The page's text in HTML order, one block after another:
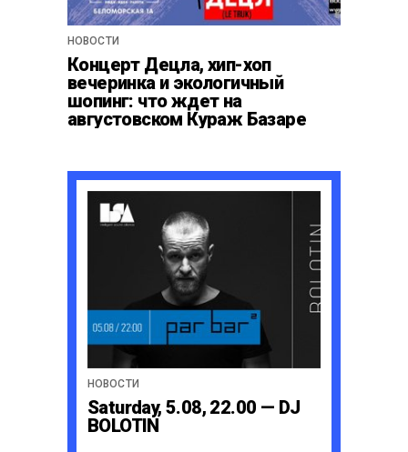
НОВОСТИ
Концерт Децла, хип-хоп
вечеринка и экологичный
шопинг: что ждет на
августовском Кураж Базаре
НОВОСТИ
Saturday, 5.08, 22.00 — DJ
BOLOTIN